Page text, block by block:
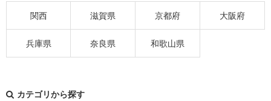
関西 滋賀県 京都府 大阪府
兵庫県 奈良県 和歌山県
カテゴリから探す